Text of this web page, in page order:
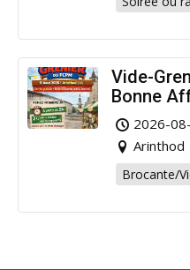
Vide-
Bonne
Arinthod !
2026-
Arinthod
Brocante/